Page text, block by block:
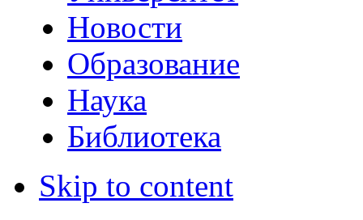
Новости
Образование
Наука
Библиотека
Skip to content